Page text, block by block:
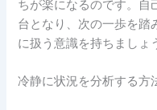
ちが楽になるのです。自
台となり、次の一歩を踏
に扱う意識を持ちましょ
冷静に状況を分析する方